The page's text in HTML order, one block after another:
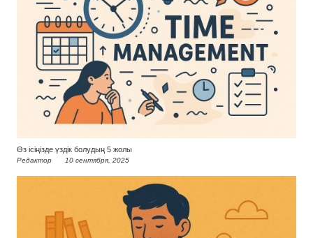
Өз ісіңізде үздік болудың 5 жолы
Редактор 10 сентября, 2025